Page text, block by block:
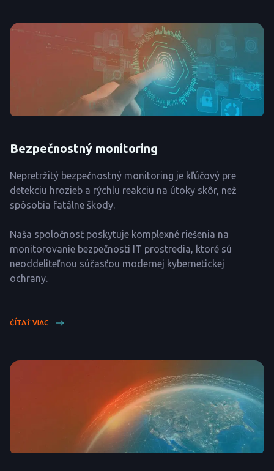
Bezpečnostný monitoring
Nepretržitý bezpečnostný monitoring je kľúčový pre
detekciu hrozieb a rýchlu reakciu na útoky skôr, než
spôsobia fatálne škody.
Naša spoločnosť poskytuje komplexné riešenia na
monitorovanie bezpečnosti IT prostredia, ktoré sú
neoddeliteľnou súčasťou modernej kybernetickej
ochrany.
ČÍTAŤ VIAC